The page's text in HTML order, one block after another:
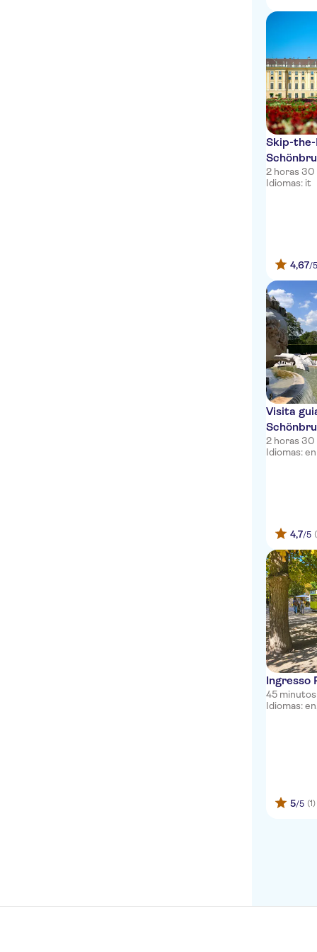
Skip-the-
2 horas 30
Idiomas: it
4,67/5
Visita
2 horas 30
Idiomas: en
4,7/5
Ingresso
45 minutos
Idiomas:
5/5 (1)